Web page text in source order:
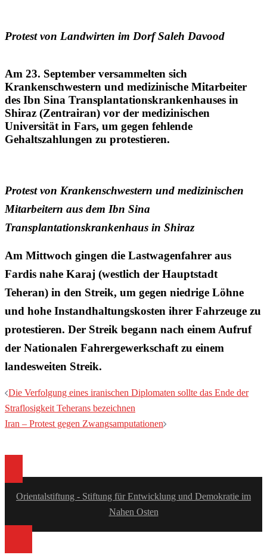
Protest von Landwirten im Dorf Saleh Davood
Am 23. September versammelten sich
Krankenschwestern und medizinische Mitarbeiter
des Ibn Sina Transplantationskrankenhauses in
Shiraz (Zentrairan) vor der medizinischen
Universität in Fars, um gegen fehlende
Gehaltszahlungen zu protestieren.
Protest von Krankenschwestern und medizinischen
Mitarbeitern aus dem Ibn Sina
Transplantationskrankenhaus in Shiraz
Am Mittwoch gingen die Lastwagenfahrer aus
Fardis nahe Karaj (westlich der Hauptstadt
Teheran) in den Streik, um gegen niedrige Löhne
und hohe Instandhaltungskosten ihrer Fahrzeuge zu
protestieren. Der Streik begann nach einem Aufruf
der Nationalen Fahrergewerkschaft zu einem
landesweiten Streik.
Beitragsnavigation
Die Verfolgung eines iranischen Diplomaten sollte das Ende der
Straflosigkeit Teherans bezeichnen
Iran – Protest gegen Zwangsamputationen
Orientalstiftung - Stiftung für Entwicklung und Demokratie im
Nahen Osten